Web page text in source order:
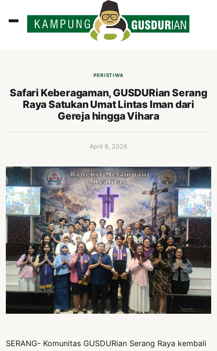
PERISTIWA
Safari Keberagaman, GUSDURian Serang
Raya Satukan Umat Lintas Iman dari
Gereja hingga Vihara
April 6, 2026
SERANG- Komunitas GUSDURian Serang Raya kembali